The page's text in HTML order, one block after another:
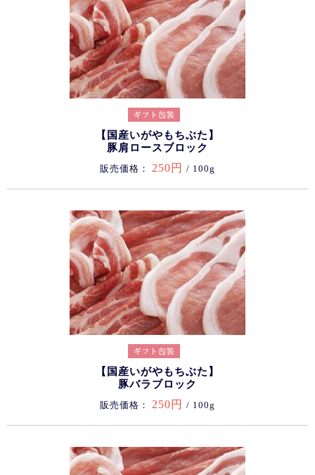
【国産いがやもちぶた】
豚肩ロースブロック
販売価格： 250円 / 100g
【国産いがやもちぶた】
豚バラブロック
販売価格： 250円 / 100g